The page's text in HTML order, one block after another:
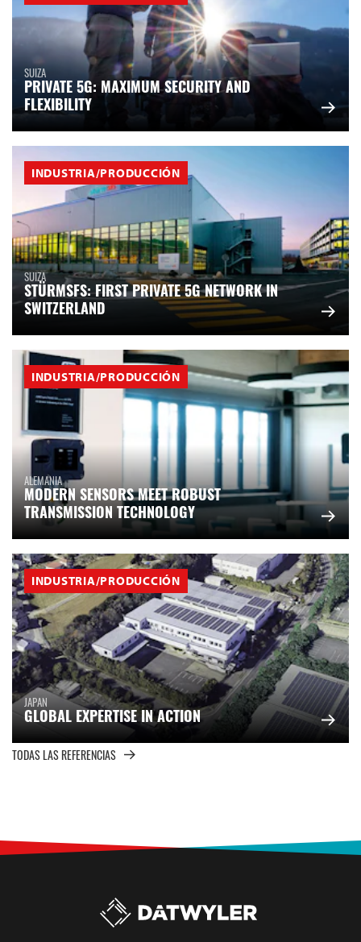
SUIZA
PRIVATE 5G: MAXIMUM SECURITY AND
FLEXIBILITY
INDUSTRIA/PRODUCCIÓN
SUIZA
STÜRMSFS: FIRST PRIVATE 5G NETWORK IN
SWITZERLAND
INDUSTRIA/PRODUCCIÓN
ALEMANIA
MODERN SENSORS MEET ROBUST
TRANSMISSION TECHNOLOGY
INDUSTRIA/PRODUCCIÓN
JAPAN
GLOBAL EXPERTISE IN ACTION
TODAS LAS REFERENCIAS